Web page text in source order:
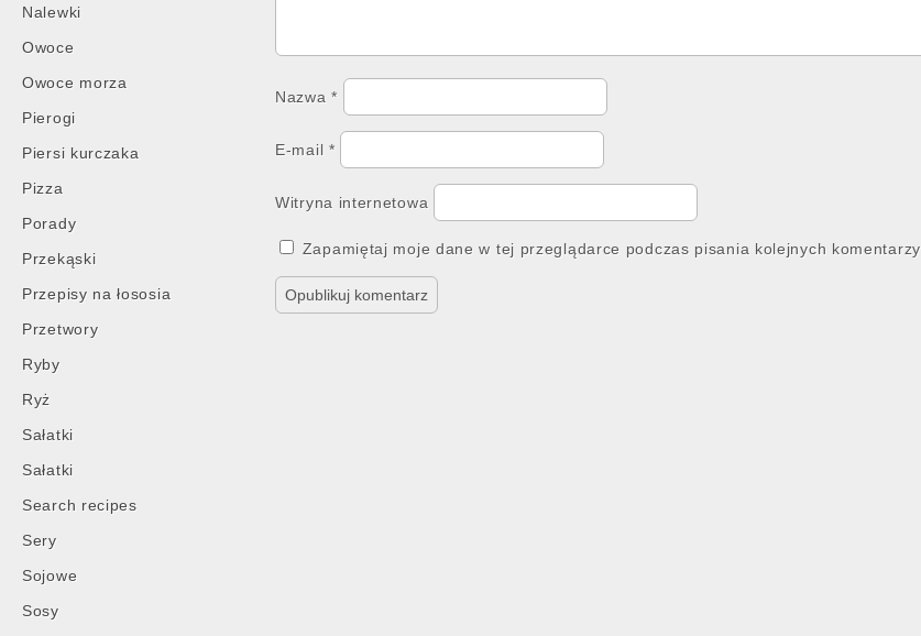
Nalewki
Owoce
Owoce morza
Pierogi
Piersi kurczaka
Pizza
Porady
Przekąski
Przepisy na łososia
Przetwory
Ryby
Ryż
Sałatki
Sałatki
Search recipes
Sery
Sojowe
Sosy
Nazwa*
E-mail *
Witryna internetowa
Zapamiętaj moje dane w tej przeglądarce podczas pisania kolejnych komentarzy.